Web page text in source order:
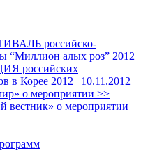
российско-
“Миллион алых роз” 2012
российских
в Корее 2012 | 10.11.2012
о мероприятии >>
вестник» о мероприятии